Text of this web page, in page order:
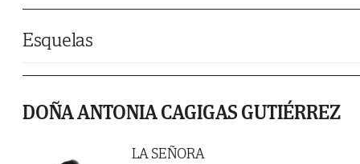
Esquelas
DOÑA ANTONIA CAGIGAS GUTIÉRREZ
LA SEÑORA